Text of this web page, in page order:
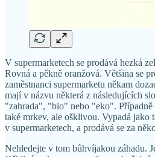
V supermarketech se prodává hezká
Rovná a pěkně oranžová. Většina se
zaměstnanci supermarketu někam
mají v názvu některá z následujících
"zahrada", "bio" nebo "eko". Případně
také mrkev, ale ošklivou. Vypadá jako
v supermarketech, a prodává se za
Nehledejte v tom bůhvíjakou záhadu.